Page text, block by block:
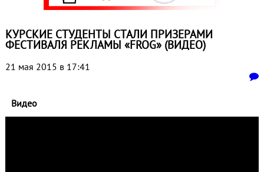
КУРСКИЕ СТУДЕНТЫ СТАЛИ ПРИЗЕРАМИ
ФЕСТИВАЛЯ РЕКЛАМЫ «FROG» (ВИДЕО)
21 мая 2015 в 17:41
Видео